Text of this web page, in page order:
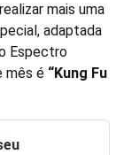
mais uma
adaptada
Espectro
mês é “Kung Fu